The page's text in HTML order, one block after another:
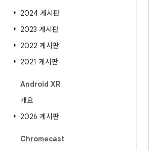
2024 게시판
2023 게시판
2022 게시판
2021 게시판
Android XR
개요
2026 게시판
Chromecast